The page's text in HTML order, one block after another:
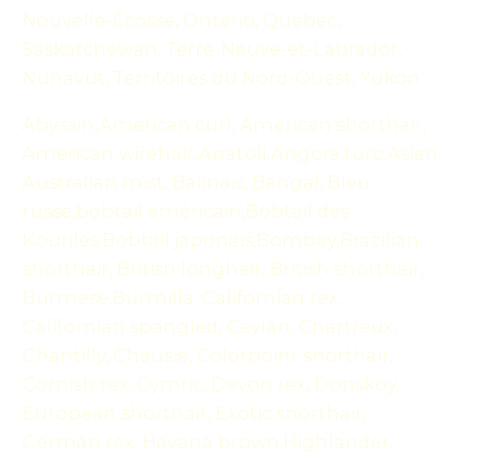
Nouvelle-Écosse, Ontario, Québec,
Saskatchewan, Terre-Neuve-et-Labrador,
Nunavut, Territoires du Nord-Ouest, Yukon
Abyssin,American curl, American shorthair,
American wirehair,Anatoli,Angora,turc,Asian,
Australian mist, Balinais, Bengal, Bleu
russe,bobtail américain,Bobtail des
Kouriles,Bobtail japonais,Bombay,Brazilian
shorthair, British longhair, British shorthair,
Burmese,Burmilla, Californian rex,
Californian spangled, Ceylan, Chartreux,
Chantilly, Chausie, Colorpoint shorthair,
Cornish rex, Cymric, Devon rex, Donskoy,
European shorthair, Exotic shorthair,
German rex, Havana brown,Highlander,